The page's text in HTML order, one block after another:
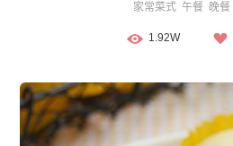
家常菜式 午餐 晚餐
1.92W